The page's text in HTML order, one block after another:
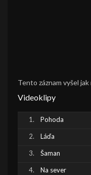
Tento záznam vyšel
Videoklipy
Pohoda
Láďa
Šaman
Na sever